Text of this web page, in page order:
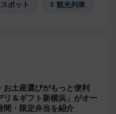
ポット 観光列車
お土産選びがもっと便利
リ＆ギフト新横浜」がオー
・限定弁当を紹介